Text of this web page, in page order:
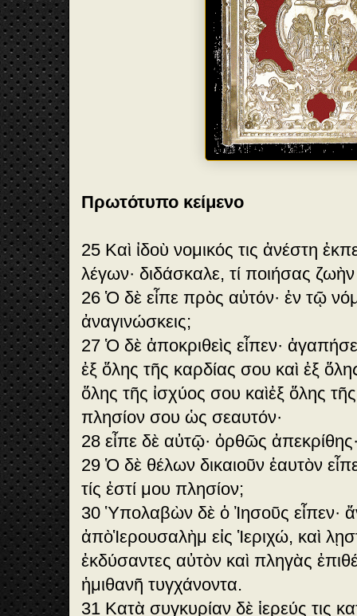
Πρωτότυπο κείμενο
25 Καὶ ἰδοὺ νομικός τις ἀνέστη
λέγων· διδάσκαλε, τί ποιήσας
26 Ὁ δὲ εἶπε πρὸς αὐτόν· ἐν τῷ
ἀναγινώσκεις;
27 Ὁ δὲ ἀποκριθεὶς εἶπεν·
ἐξ ὅλης τῆς καρδίας σου καὶ ἐξ
ὅλης τῆς ἰσχύος σου καὶἐξ ὅλης
πλησίον σου ὡς σεαυτόν·
28 εἶπε δὲ αὐτῷ· ὀρθῶς
29 Ὁ δὲ θέλων δικαιοῦν ἑαυτὸν
τίς ἐστί μου πλησίον;
30 Ὑπολαβὼν δὲ ὁ Ἰησοῦς εἶπεν·
ἀπὸἹερουσαλὴμ εἰς Ἱεριχώ, καὶ
ἐκδύσαντες αὐτὸν καὶ πληγὰς
ἡμιθανῆ τυγχάνοντα.
31 Κατὰ συγκυρίαν δὲ ἱερεύς τις